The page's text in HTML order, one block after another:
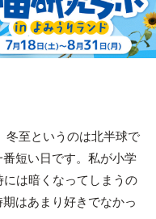
冬至というのは北半球で
短い日です。私が小学
は暗くなってしまうの
はあまり好きでなかっ